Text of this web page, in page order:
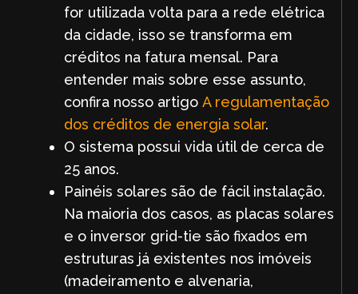
for utilizada volta para a rede elétrica
da cidade, isso se transforma em
créditos na fatura mensal. Para
entender mais sobre esse assunto,
confira nosso artigo A regulamentação
dos créditos de energia solar.
O sistema possui vida útil de cerca de
25 anos.
Painéis solares são de fácil instalação.
Na maioria dos casos, as placas solares
e o inversor grid-tie são fixados em
estruturas já existentes nos imóveis
(madeiramento e alvenaria,